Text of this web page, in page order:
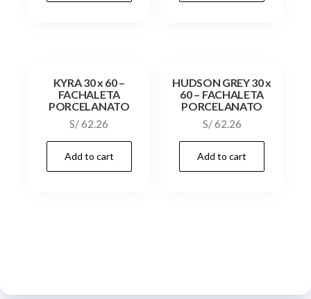
KYRA 30 x 60 –
FACHALETA
PORCELANATO
S/62.26
Add to cart
HUDSON GREY 30 x
60 – FACHALETA
PORCELANATO
S/62.26
Add to cart